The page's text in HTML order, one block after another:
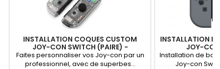
INSTALLATION COQUES CUSTOM
JOY-CON SWITCH (PAIRE) -
COULEURS AUX CHOIX
Faites personnaliser vos Joy-con par un
professionnel, avec de superbes...
INSTALLATION
JOY-CON
Installation de
Joy-con